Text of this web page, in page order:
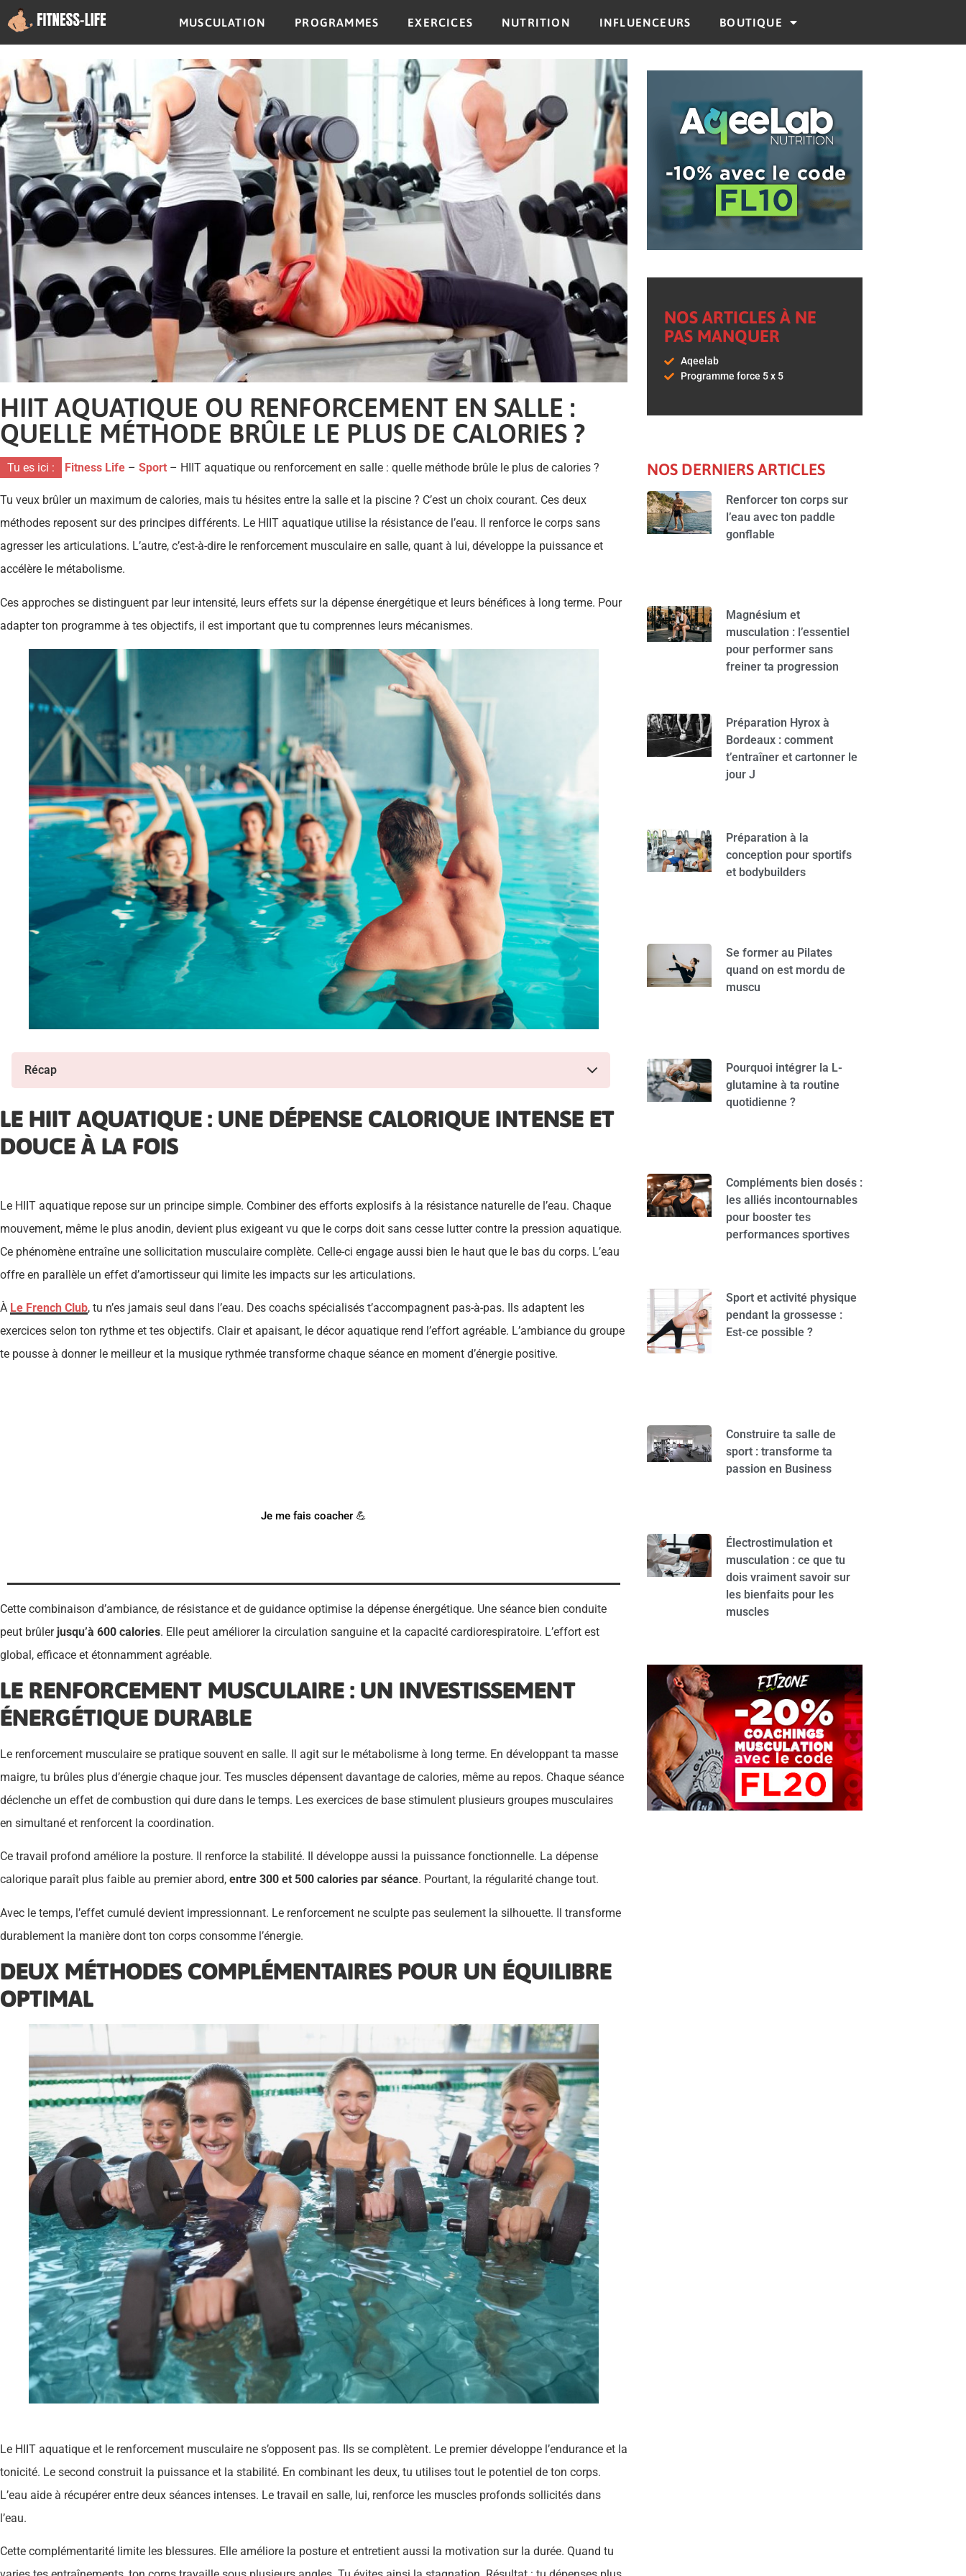
MUSCULATION PROGRAMMES EXERCICES NUTRITION INFLUENCEURS BOUTIQUE
HIIT AQUATIQUE OU RENFORCEMENT EN SALLE :
QUELLE MÉTHODE BRÛLE LE PLUS DE CALORIES ?
Tu es ici : Fitness Life – Sport – HIIT aquatique ou renforcement en salle : quelle méthode brûle le plus de calories ?
Tu veux brûler un maximum de calories, mais tu hésites entre la salle et la piscine ? C’est un choix courant. Ces deux
méthodes reposent sur des principes différents. Le HIIT aquatique utilise la résistance de l’eau. Il renforce le corps sans
agresser les articulations. L’autre, c’est-à-dire le renforcement musculaire en salle, quant à lui, développe la puissance et
accélère le métabolisme.
Ces approches se distinguent par leur intensité, leurs effets sur la dépense énergétique et leurs bénéfices à long terme. Pour
adapter ton programme à tes objectifs, il est important que tu comprennes leurs mécanismes.
Récap
LE HIIT AQUATIQUE : UNE DÉPENSE CALORIQUE INTENSE ET
DOUCE À LA FOIS
Le HIIT aquatique repose sur un principe simple. Combiner des efforts explosifs à la résistance naturelle de l’eau. Chaque
mouvement, même le plus anodin, devient plus exigeant vu que le corps doit sans cesse lutter contre la pression aquatique.
Ce phénomène entraîne une sollicitation musculaire complète. Celle-ci engage aussi bien le haut que le bas du corps. L’eau
offre en parallèle un effet d’amortisseur qui limite les impacts sur les articulations.
À Le French Club, tu n’es jamais seul dans l’eau. Des coachs spécialisés t’accompagnent pas-à-pas. Ils adaptent les
exercices selon ton rythme et tes objectifs. Clair et apaisant, le décor aquatique rend l’effort agréable. L’ambiance du groupe
te pousse à donner le meilleur et la musique rythmée transforme chaque séance en moment d’énergie positive.
Je me fais coacher 💪
Cette combinaison d’ambiance, de résistance et de guidance optimise la dépense énergétique. Une séance bien conduite
peut brûlerjusqu’à 600 calories. Elle peut améliorer la circulation sanguine et la capacité cardiorespiratoire. L’effort est
global, efficace et étonnamment agréable.
LE RENFORCEMENT MUSCULAIRE : UN INVESTISSEMENT
ÉNERGÉTIQUE DURABLE
Le renforcement musculaire se pratique souvent en salle. Il agit sur le métabolisme à long terme. En développant ta masse
maigre, tu brûles plus d’énergie chaque jour. Tes muscles dépensent davantage de calories, même au repos. Chaque séance
déclenche un effet de combustion qui dure dans le temps. Les exercices de base stimulent plusieurs groupes musculaires
en simultané et renforcent la coordination.
Ce travail profond améliore la posture. Il renforce la stabilité. Il développe aussi la puissance fonctionnelle. La dépense
calorique paraît plus faible au premier abord, entre 300 et 500 calories par séance. Pourtant, la régularité change tout.
Avec le temps, l’effet cumulé devient impressionnant. Le renforcement ne sculpte pas seulement la silhouette. Il transforme
durablement la manière dont ton corps consomme l’énergie.
DEUX MÉTHODES COMPLÉMENTAIRES POUR UN ÉQUILIBRE
OPTIMAL
Le HIIT aquatique et le renforcement musculaire ne s’opposent pas. Ils se complètent. Le premier développe l’endurance et la
tonicité. Le second construit la puissance et la stabilité. En combinant les deux, tu utilises tout le potentiel de ton corps.
L’eau aide à récupérer entre deux séances intenses. Le travail en salle, lui, renforce les muscles profonds sollicités dans
l’eau.
Cette complémentarité limite les blessures. Elle améliore la posture et entretient aussi la motivation sur la durée. Quand tu
NOS ARTICLES À NE
PAS MANQUER
Aqeelab
Programme force 5 x 5
NOS DERNIERS ARTICLES
Renforcer ton corps sur
l’eau avec ton paddle
gonflable
Magnésium et
musculation : l’essentiel
pour performer sans
freiner ta progression
Préparation Hyrox à
Bordeaux : comment
t’entraîner et cartonner le
jour J
Préparation à la
conception pour sportifs
et bodybuilders
Se former au Pilates
quand on est mordu de
muscu
Pourquoi intégrer la L-
glutamine à ta routine
quotidienne ?
Compléments bien dosés :
les alliés incontournables
pour booster tes
performances sportives
Sport et activité physique
pendant la grossesse :
Est-ce possible ?
Construire ta salle de
sport : transforme ta
passion en Business
Électrostimulation et
musculation : ce que tu
dois vraiment savoir sur
les bienfaits pour les
muscles